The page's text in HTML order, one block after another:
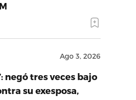
Ago 3, 2026
negó tres veces bajo
su exesposa,